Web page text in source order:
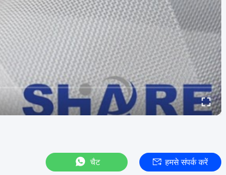
चैट हमसे संपर्क करें